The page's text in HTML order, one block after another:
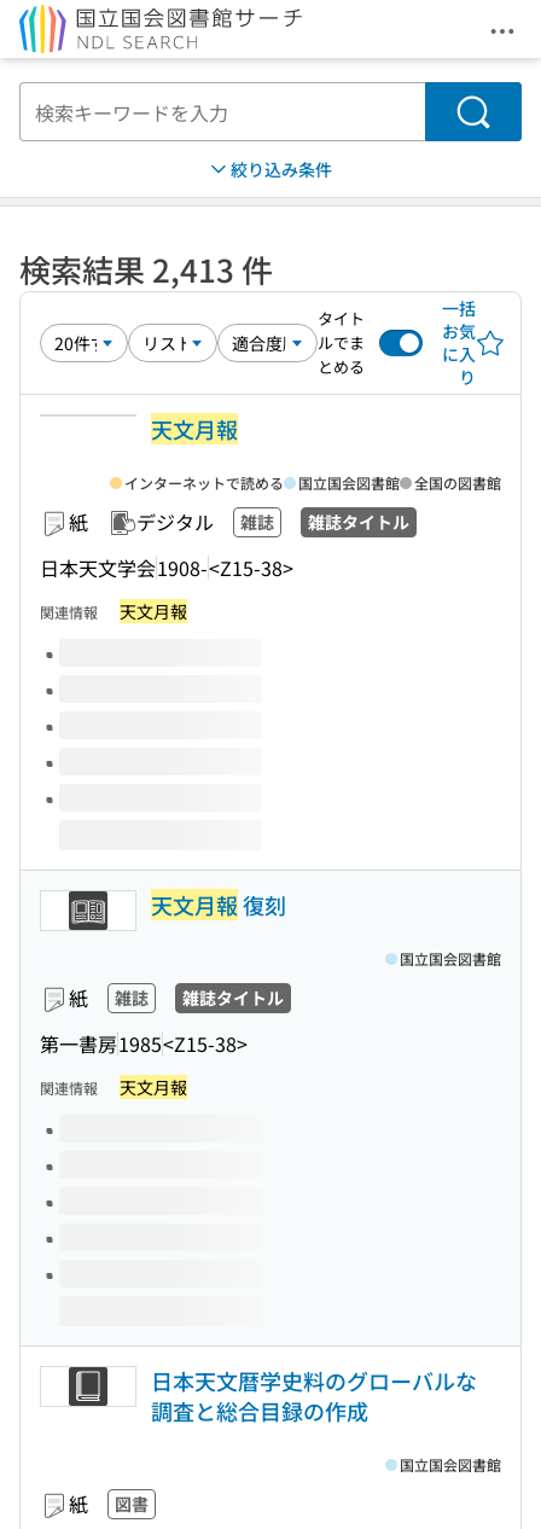
メ
検索
絞り込み条件
検索結果 2,413 件
タイト
ルでま
とめる
一括
お気
に入
り
天文月報
紙 デジタル 雑誌 雑誌タイトル
日本天文学会1908-<Z15-38>
インターネットで読める 国立国会図書館 全国の図書館
関連情報 天文月報
このタイトルの巻号
天文月報復刻
紙 雑誌 雑誌タイトル
第一書房1985<Z15-38>
国立国会図書館
関連情報 天文月報
このタイトルの巻号
日本天文暦学史料のグローバルな
調査と総合目録の作成
紙 図書
国立国会図書館